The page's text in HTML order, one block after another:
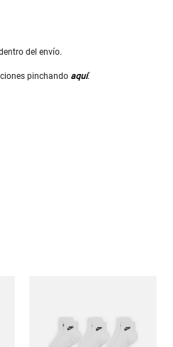
del envío.
pinchando aquí.